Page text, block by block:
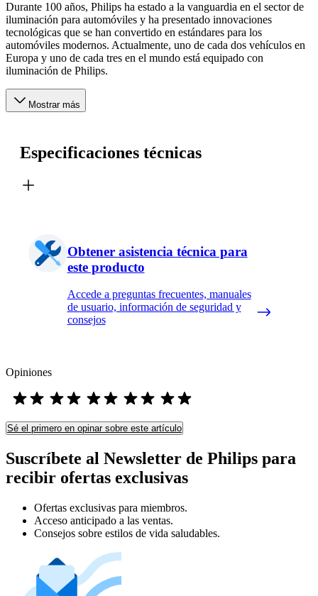
Durante 100 años, Philips ha estado a la vanguardia en el sector de
iluminación para automóviles y ha presentado innovaciones
tecnológicas que se han convertido en estándares para los
automóviles modernos. Actualmente, uno de cada dos vehículos en
Europa y uno de cada tres en el mundo está equipado con
iluminación de Philips.
Mostrar más
Especificaciones técnicas
Obtener asistencia técnica para
este producto
Accede a preguntas frecuentes, manuales
de usuario, información de seguridad y
consejos
Opiniones
Sé el primero en opinar sobre este artículo
Suscríbete al Newsletter de Philips para
recibir ofertas exclusivas
Ofertas exclusivas para miembros.
Acceso anticipado a las ventas.
Consejos sobre estilos de vida saludables.